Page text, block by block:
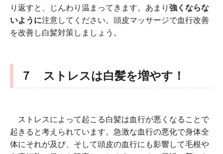
り返すと、じんわり温まってきます。あまり 強くならな
いように注意してください。頭皮マッサージで血行改善
を改善し白髪対策しましょう。
７ ストレスは白髪を増やす！
ストレスによって起こる白髪は血行が悪くなることで
起きると考えられています。急激な血行の悪化で身体全
体にそれが及び、そして頭皮の血行にも影響して毛根や